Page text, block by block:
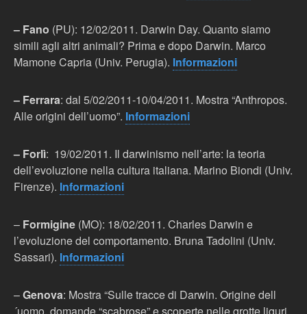
– Fano (PU): 12/02/2011. Darwin Day. Quanto siamo
simili agli altri animali? Prima e dopo Darwin. Marco
Mamone Capria (Univ. Perugia). Informazioni
– Ferrara: dal 5/02/2011-10/04/2011. Mostra “Anthropos.
Alle origini dell’uomo”. Informazioni
– Forlì: 19/02/2011. Il darwinismo nell’arte: la teoria
dell’evoluzione nella cultura italiana. Marino Biondi (Univ.
Firenze). Informazioni
– Formigine (MO): 18/02/2011. Charles Darwin e
l’evoluzione del comportamento. Bruna Tadolini (Univ.
Sassari). Informazioni
–Genova: Mostra “Sulle tracce di Darwin. Origine dell